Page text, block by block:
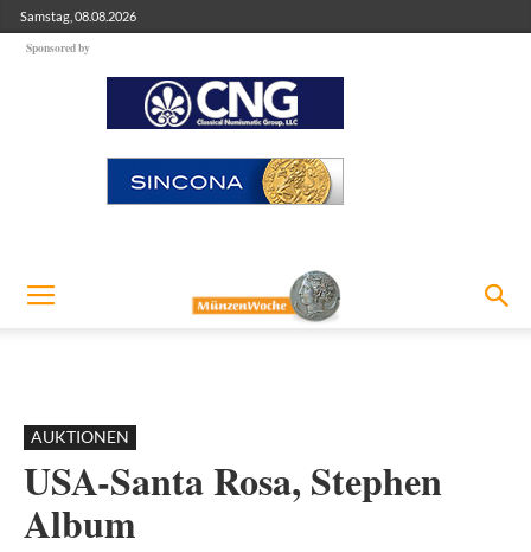
Samstag, 08.08.2026
Sponsored by
AUKTIONEN
USA-Santa Rosa, Stephen
Album